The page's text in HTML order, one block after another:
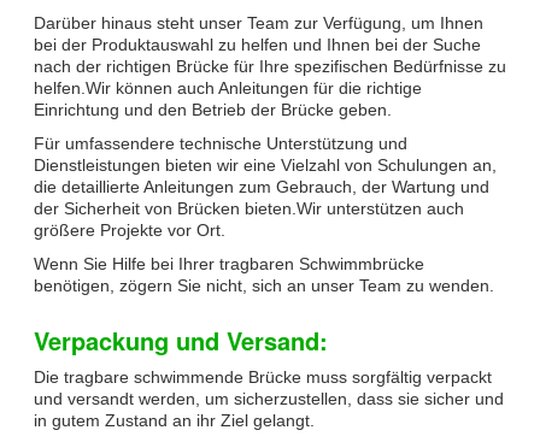
Darüber hinaus steht unser Team zur Verfügung, um Ihnen
bei der Produktauswahl zu helfen und Ihnen bei der Suche
nach der richtigen Brücke für Ihre spezifischen Bedürfnisse zu
helfen.Wir können auch Anleitungen für die richtige
Einrichtung und den Betrieb der Brücke geben.
Für umfassendere technische Unterstützung und
Dienstleistungen bieten wir eine Vielzahl von Schulungen an,
die detaillierte Anleitungen zum Gebrauch, der Wartung und
der Sicherheit von Brücken bieten.Wir unterstützen auch
größere Projekte vor Ort.
Wenn Sie Hilfe bei Ihrer tragbaren Schwimmbrücke
benötigen, zögern Sie nicht, sich an unser Team zu wenden.
Verpackung und Versand:
Die tragbare schwimmende Brücke muss sorgfältig verpackt
und versandt werden, um sicherzustellen, dass sie sicher und
in gutem Zustand an ihr Ziel gelangt.